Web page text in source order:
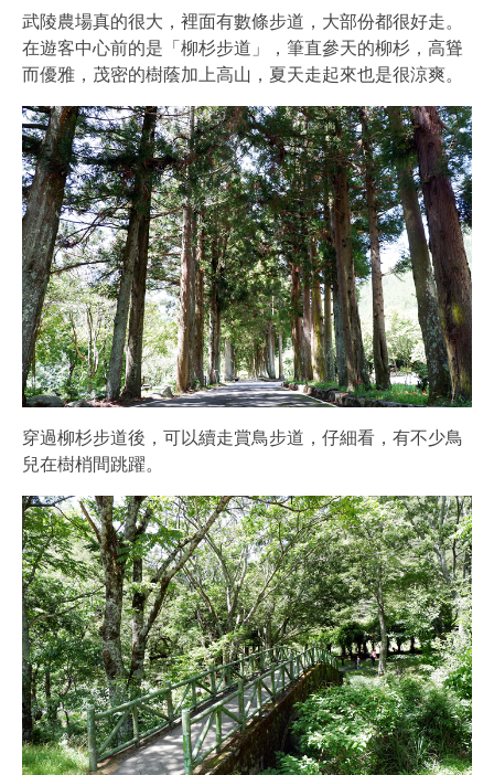
武陵農場真的很大，裡面有數條步道，大部份都很好走。
在遊客中心前的是「柳杉步道」，筆直參天的柳杉，高聳
而優雅，茂密的樹蔭加上高山，夏天走起來也是很涼爽。
穿過柳杉步道後，可以續走賞鳥步道，仔細看，有不少鳥
兒在樹梢間跳躍。